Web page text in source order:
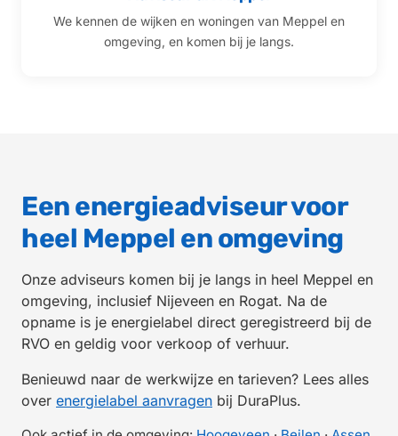
We kennen de wijken en woningen van Meppel en
omgeving, en komen bij je langs.
Een energieadviseur voor
heel Meppel en omgeving
Onze adviseurs komen bij je langs in heel Meppel en
omgeving, inclusief Nijeveen en Rogat. Na de
opname is je energielabel direct geregistreerd bij de
RVO en geldig voor verkoop of verhuur.
Benieuwd naar de werkwijze en tarieven? Lees alles
over energielabel aanvragen bij DuraPlus.